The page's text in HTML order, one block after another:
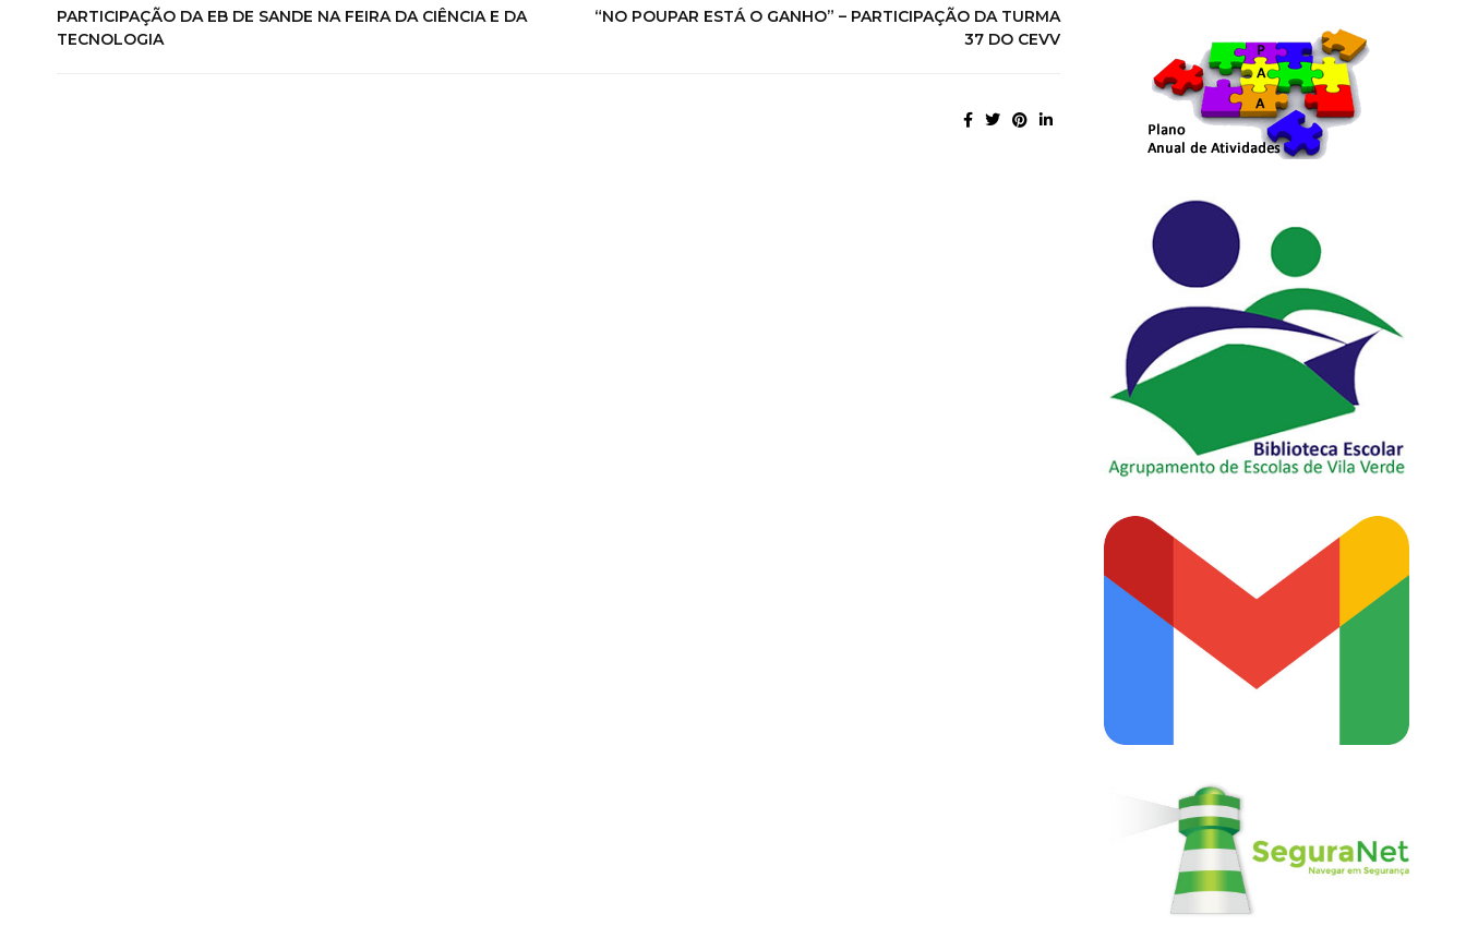
PARTICIPAÇÃO DA EB DE SANDE NA FEIRA DA CIÊNCIA E DA
TECNOLOGIA
“NO POUPAR ESTÁ O GANHO” – PARTICIPAÇÃO DA TURMA
37 DO CEVV